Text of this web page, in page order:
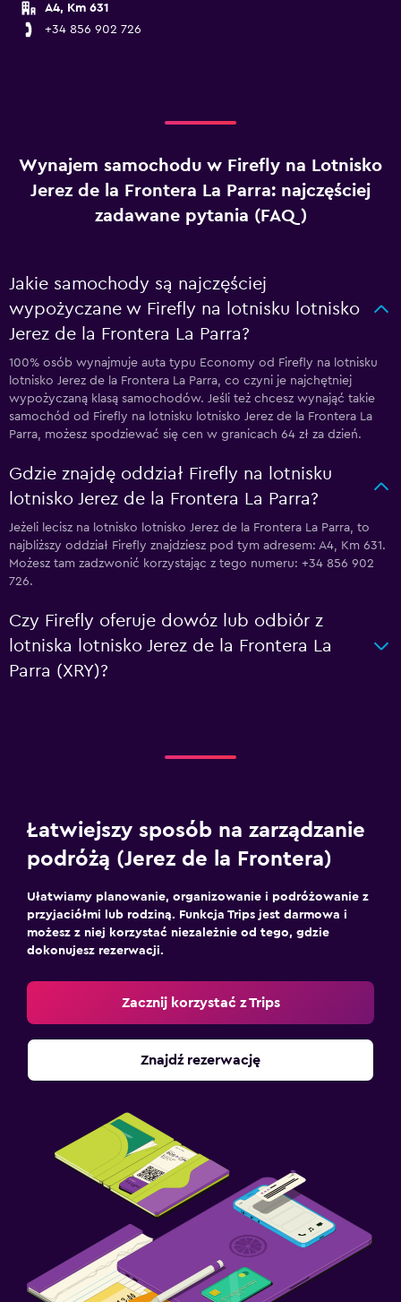
A4, Km 631
+34 856 902 726
Wynajem samochodu w Firefly na Lotnisko
Jerez de la Frontera La Parra: najczęściej
zadawane pytania (FAQ)
Jakie samochody są najczęściej
wypożyczane w Firefly na lotnisku lotnisko
Jerez de la Frontera La Parra?
100% osób wynajmuje auta typu Economy od Firefly na lotnisku
lotnisko Jerez de la Frontera La Parra, co czyni je najchętniej
wypożyczaną klasą samochodów. Jeśli też chcesz wynająć takie
samochód od Firefly na lotnisku lotnisko Jerez de la Frontera La
Parra, możesz spodziewać się cen w granicach 64 zł za dzień.
Gdzie znajdę oddział Firefly na lotnisku
lotnisko Jerez de la Frontera La Parra?
Jeżeli lecisz na lotnisko lotnisko Jerez de la Frontera La Parra, to
najbliższy oddział Firefly znajdziesz pod tym adresem: A4, Km 631.
Możesz tam zadzwonić korzystając z tego numeru: +34 856 902
726.
Czy Firefly oferuje dowóz lub odbiór z
lotniska lotnisko Jerez de la Frontera La
Parra (XRY)?
Łatwiejszy sposób na zarządzanie
podróżą (Jerez de la Frontera)
Ułatwiamy planowanie, organizowanie i podróżowanie z
przyjaciółmi lub rodziną. Funkcja Trips jest darmowa i
możesz z niej korzystać niezależnie od tego, gdzie
dokonujesz rezerwacji.
Zacznij korzystać z Trips
Znajdź rezerwację